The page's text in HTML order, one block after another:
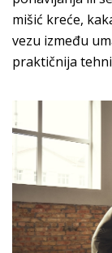
mišić kreće,
vezu između
praktičnija